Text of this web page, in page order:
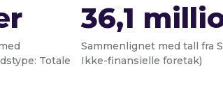
Totale
36,1
Sammenlignet med tall fra
Ikke-finansielle foretak)